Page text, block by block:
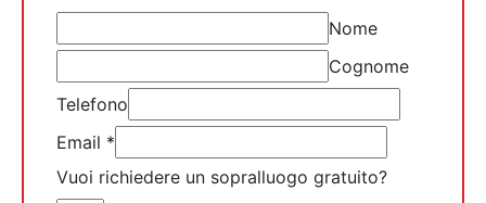
Nome
Cognome
Telefono
Email *
Vuoi richiedere un sopralluogo gratuito?